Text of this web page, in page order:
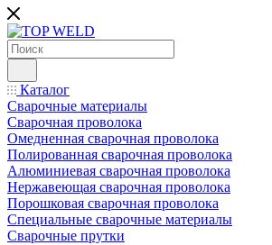
Каталог
Сварочные материалы
Сварочная проволока
Омедненная сварочная проволока
Полированная сварочная проволока
Алюминиевая сварочная проволока
Нержавеющая сварочная проволока
Порошковая сварочная проволока
Специальные сварочные материалы
Сварочные прутки